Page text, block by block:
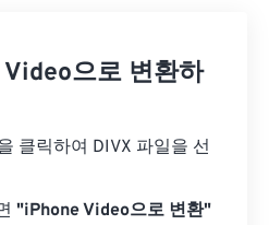
으로 변환하
클릭하여 DIVX 파일을 선
"iPhone Video으로 변환"